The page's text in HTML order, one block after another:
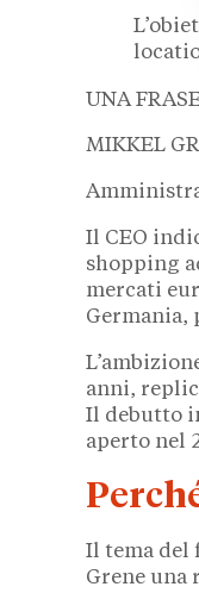
UNA
MIKKEL
Il CEO
shopping
mercati
Germania,
anni,
Il debutto
aperto nel
Il tema del
Grene una